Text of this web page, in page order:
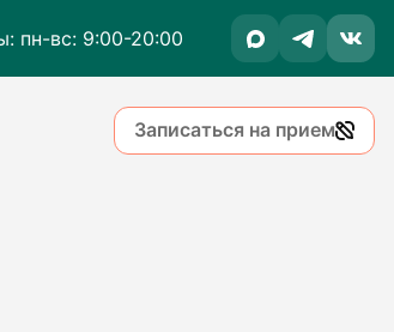
пн-вс: 9:00-20:00
Записаться на прием